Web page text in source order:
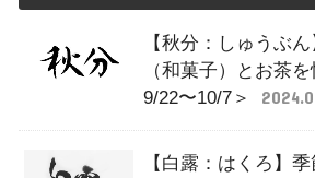
【秋分：しゅうぶ
（和菓子）とお茶
9/22〜10/7＞
【白露：はくろ】